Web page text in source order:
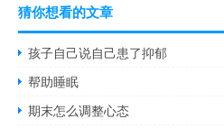
猜你想看的文章
孩子自己说自己患了抑郁
帮助睡眠
期末怎么调整心态